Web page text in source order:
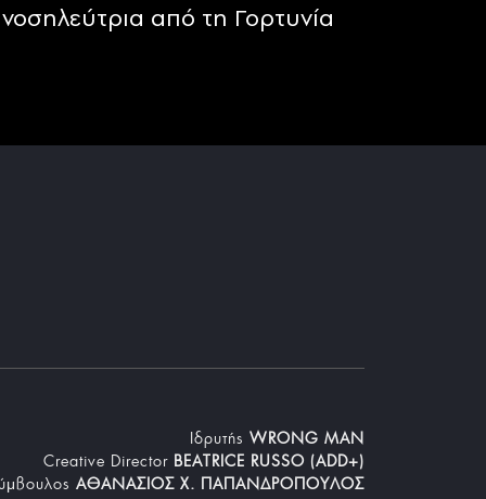
από τη Γορτυνία
Iδρυτής WRONG MAN
Creative Director BEATRICE RUSSO (ADD+)
ΑΘΑΝΑΣΙΟΣ Χ. ΠΑΠΑΝΔΡΟΠΟΥΛΟΣ